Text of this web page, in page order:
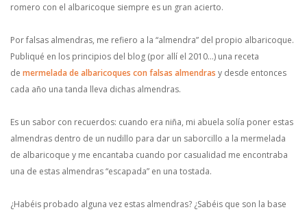
romero con el albaricoque siempre es un gran acierto.
Por falsas almendras, me refiero a la “almendra” del propio albaricoque.
Publiqué en los principios del blog (por allí el 2010…) una receta
de mermelada de albaricoques con falsas almendras y desde entonces
cada año una tanda lleva dichas almendras.
Es un sabor con recuerdos: cuando era niña, mi abuela solía poner estas
almendras dentro de un nudillo para dar un saborcillo a la mermelada
de albaricoque y me encantaba cuando por casualidad me encontraba
una de estas almendras “escapada” en una tostada.
¿Habéis probado alguna vez estas almendras? ¿Sabéis que son la base